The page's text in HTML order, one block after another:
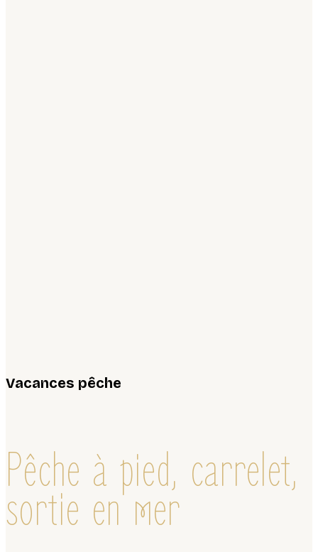
Vacances pêche
Pêche à pied, carrelet,
sortie en mer